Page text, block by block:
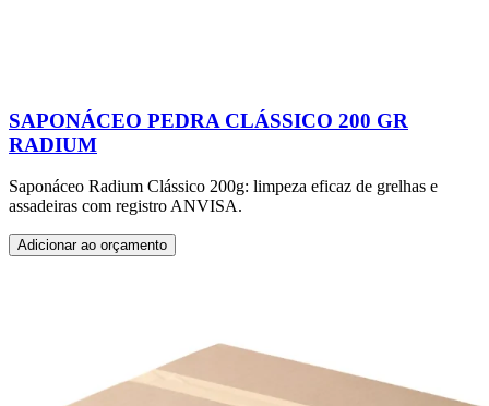
SAPONÁCEO PEDRA CLÁSSICO 200 GR
RADIUM
Saponáceo Radium Clássico 200g: limpeza eficaz de grelhas e
assadeiras com registro ANVISA.
Adicionar ao orçamento